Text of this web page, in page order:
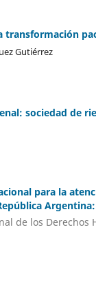
transformación
Gutiérrez
sociedad de
para la
Argentina:
de los Derechos